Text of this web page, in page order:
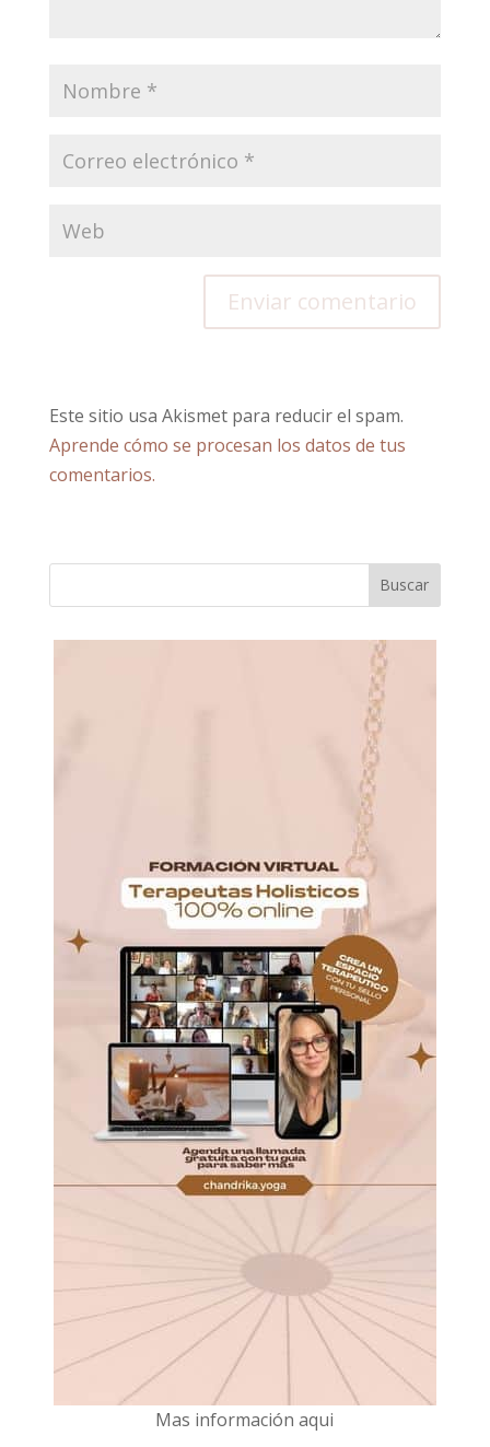
Este sitio usa Akismet para reducir el spam.
Aprende cómo se procesan los datos de tus
comentarios.
Mas información aqui